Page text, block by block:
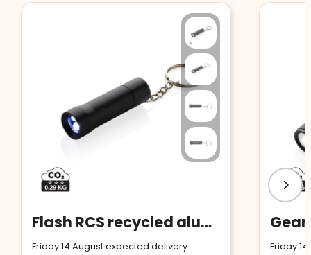
Flash RCS recycled aluminium keychain torch
Friday 14 August expected delivery Friday